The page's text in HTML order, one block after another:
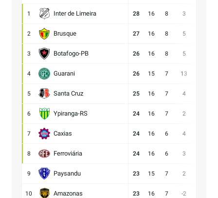
1 Inter de Limeira 28 16 8 3
2 Brusque 27 16 8 5
3 Botafogo-PB 26 16 8 5
4 Guarani 26 15 7 13
5 Santa Cruz 25 16 7 4
6 Ypiranga-RS 24 16 7 2
7 Caxias 24 16 6 4
8 Ferroviária 24 16 6 3
9 Paysandu 23 15 7 2
10 Amazonas 23 16 7 -2